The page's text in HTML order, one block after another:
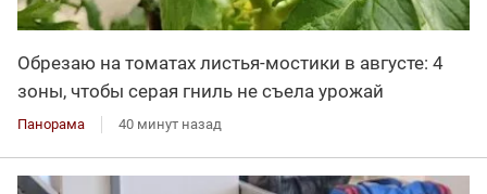
Обрезаю на томатах листья-мостики в августе: 4
зоны, чтобы серая гниль не съела урожай
Панорама 40 минут назад